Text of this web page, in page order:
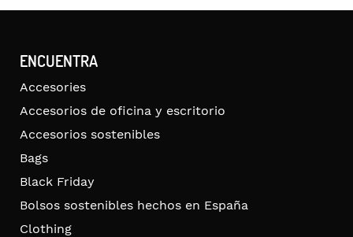
ENCUENTRA
Accesories
Accesorios de oficina y escritorio
Accesorios sostenibles
Bags
Black Friday
Bolsos sostenibles hechos en España
Clothing